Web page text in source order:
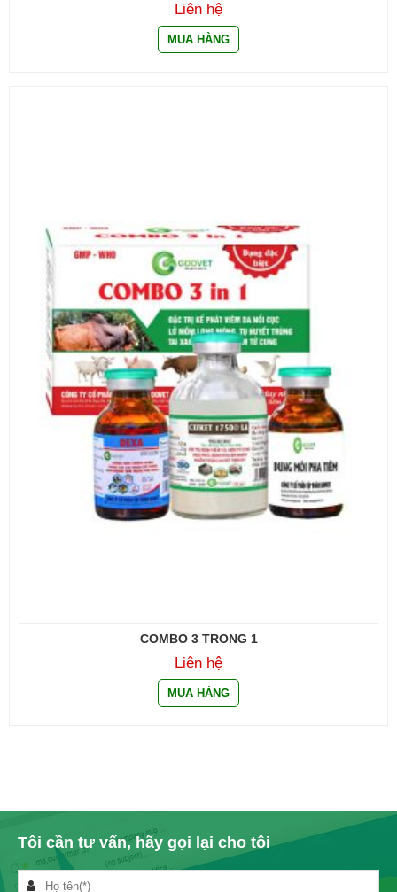
Liên hệ
COMBO 3 TRONG 1
Liên hệ
Tôi cần tư vấn, hãy gọi lại cho tôi